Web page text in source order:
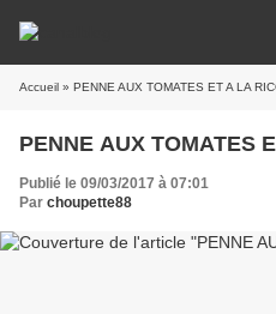
Accueil » PENNE AUX TOMATES ET A LA
PENNE AUX TOMATES
Publié le 09/03/2017 à 07:01
Par choupette88